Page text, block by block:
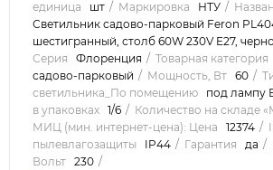
единица
шт Маркировка НТУ
Светильник садово-парковый Feron
шестигранный, столб 60W 230V E27,
Серия
Флоренция Товарная категория
садово-парковый
Мощность, Вт 60
светильника_По помещению
под лампу
в упаковках 1/6 Количество на складе
МИЦ (мин. интернет-цена): Цена
12374
пылевлагозащиты
IP44 Гарантия да
Вольт 230